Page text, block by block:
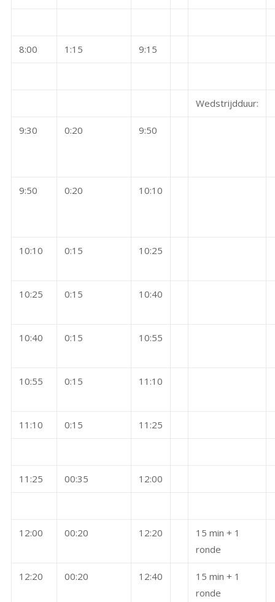
8:00 1:15 9:15
Wedstrijdduur:
9:30 0:20 9:50
9:50 0:20 10:10
10:10 0:15 10:25
10:25 0:15 10:40
10:40 0:15 10:55
10:55 0:15 11:10
11:10 0:15 11:25
11:25 00:35 12:00
12:00 00:20 12:20
15 min + 1
ronde
12:20 00:20 12:40
15 min + 1
ronde